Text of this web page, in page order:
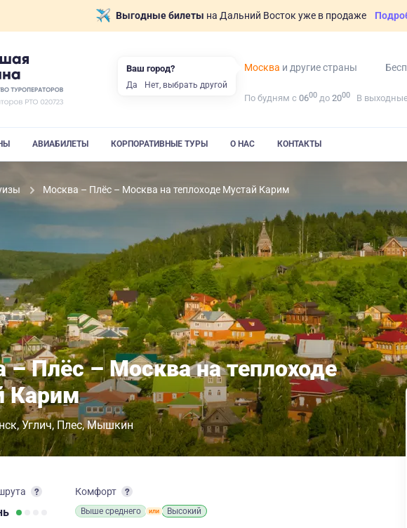
Выгодные билеты на Дальний Восток уже в продаже
Москва и другие страны
По будням с 0600 до 2000 В
АВИАБИЛЕТЫ КОРПОРАТИВНЫЕ ТУРЫ О НАС КОНТАКТЫ
Москва – Плёс – Москва на теплоходе Мустай Карим
– Плёс – Москва на теплоходе
Карим
Углич Плес Мышкин
Комфорт
Выше среднего Высокий
Ваш город?
Да Нет, выбрать другой